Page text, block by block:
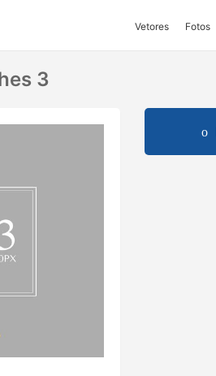
Vetores Fotos
3